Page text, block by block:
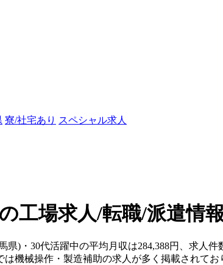
寮/社宅あり スペシャル求人
工場求人/転職/派遣情報
)・30代活躍中の平均月収は284,388円、求人
機械操作・製造補助の求人が多く掲載されてお